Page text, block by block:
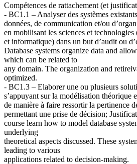
Compétences de rattachement (et
- BC1.1 – Analyser des systèmes
données, de communication et/ou
en mobilisant les sciences et
et informatique) dans un but d’audit ou
Database systems organize data and
which can be related to
any domain. The organization and
optimized.
- BC1.3 – Elaborer une ou plusieurs
s’appuyant sur la modélisation théorique
de manière à faire ressortir la pertinence
permettant une prise de décision;
course learn how to model database
underlying
theoretical aspects discussed. These
leading to various
applications related to decision-making.